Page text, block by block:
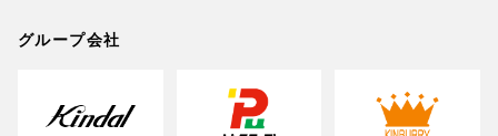
グループ会社